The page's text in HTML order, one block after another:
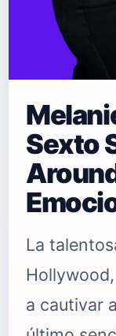
Sexto
La
a cautivar